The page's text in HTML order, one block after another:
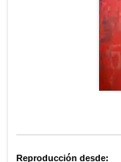
Reproducción desde: